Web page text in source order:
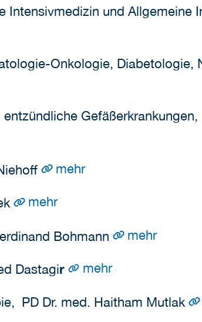
und Allgemeine
Onkologie, Diabetologie,
mehr
mehr
Bohmann mehr
Dastagir mehr
PD Dr. med. Haitham Mutlak